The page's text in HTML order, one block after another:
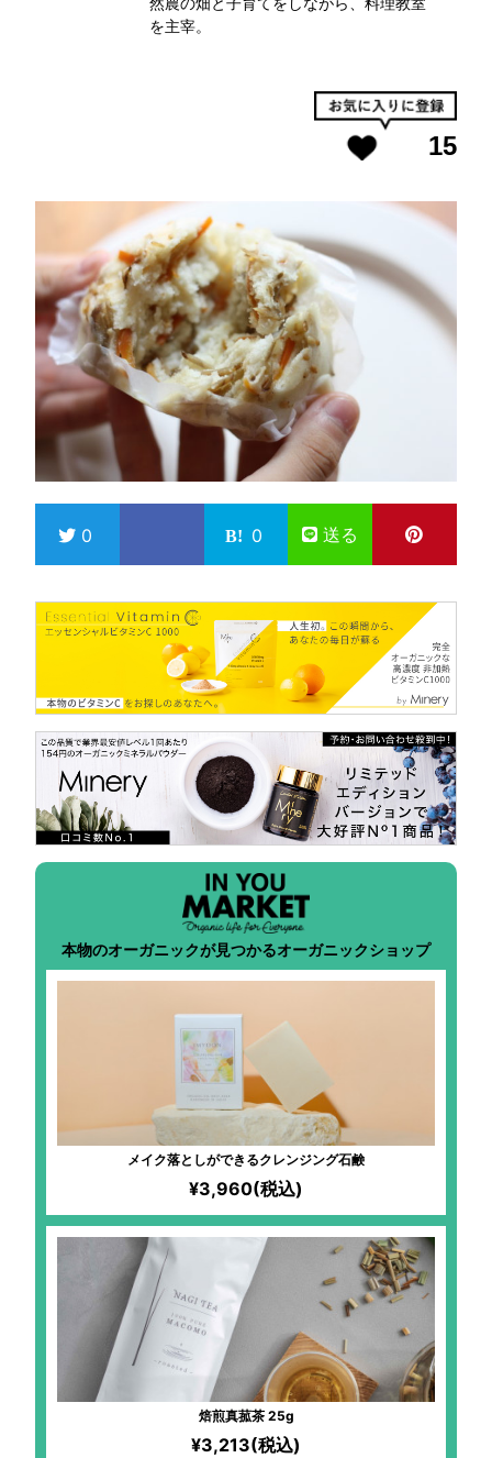
を主宰。
15
0 0 送る
本物のオーガニックが見つかるオーガニックショップ
メイク落としができるクレンジング石鹸
¥3,960(税込)
焙煎真菰茶 25g
¥3,213(税込)